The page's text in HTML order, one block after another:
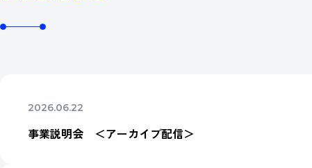
2026.06.22
事業説明会 ＜アーカイブ配信＞